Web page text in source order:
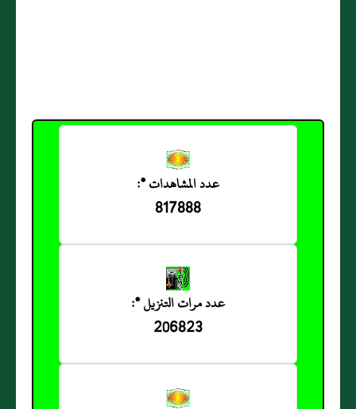
عدد المشاهدات *:
817888
عدد مرات التنزيل *:
206823